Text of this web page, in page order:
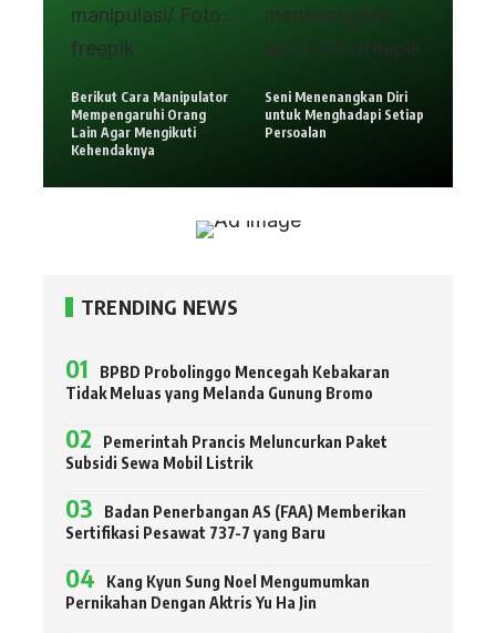
Berikut Cara Manipulator
Mempengaruhi Orang
Lain Agar Mengikuti
Kehendaknya
Seni Menenangkan Diri
untuk Menghadapi Setiap
Persoalan
TRENDING NEWS
BPBD Probolinggo Mencegah Kebakaran
Tidak Meluas yang Melanda Gunung Bromo
Pemerintah Prancis Meluncurkan Paket
Subsidi Sewa Mobil Listrik
Badan Penerbangan AS (FAA) Memberikan
Sertifikasi Pesawat 737-7 yang Baru
Kang Kyun Sung Noel Mengumumkan
Pernikahan Dengan Aktris Yu Ha Jin